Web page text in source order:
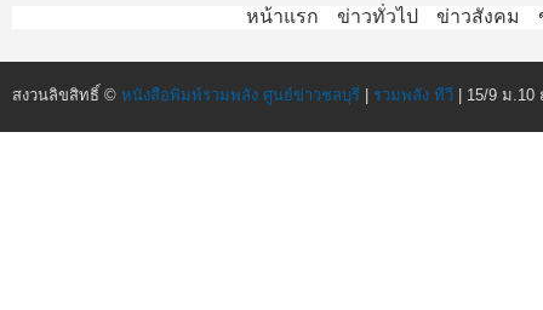
หน้าแรก ข่าวทั่วไป ข่าวสังคม
สงวนลิขสิทธิ์ © หนังสือพิมพ์รวมพลัง ศูนย์ข่าวชลบุรี | รวมพลัง ทีวี | 15/9 ม.10